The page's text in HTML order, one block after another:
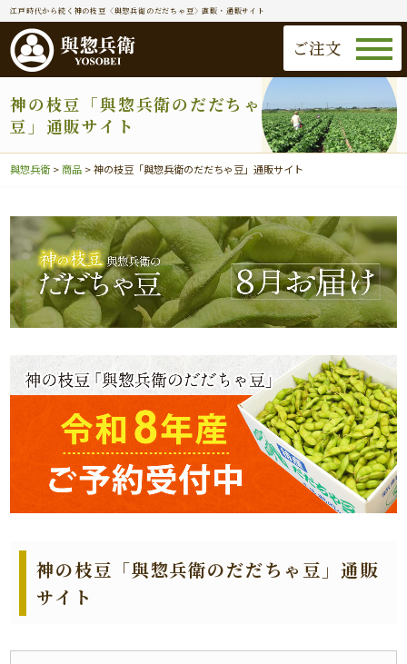
江戸時代から続く神の枝豆〈與惣兵衛のだだちゃ豆〉直販・通販サイト
ご注文
神の枝豆「與惣兵衛のだだちゃ
豆」通販サイト
與惣兵衛 >商品 >神の枝豆「與惣兵衛のだだちゃ豆」通販サイト
神の枝豆「與惣兵衛のだだちゃ豆」通販
サイト